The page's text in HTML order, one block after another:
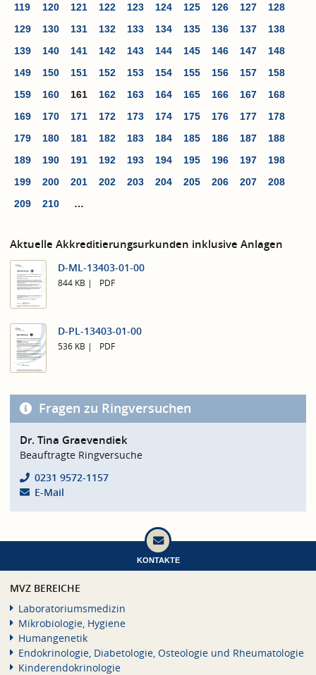
119
120 121 122 123 124 125 126 127
128
129
130 131 132 133 134 135 136 137
138
139
140 141 142 143 144 145 146 147
148
149
150 151 152 153 154 155 156 157
158
159
160 161 162 163 164 165 166 167
168
169
170 171 172 173 174 175 176 177
178
179
180 181 182 183 184 185 186 187
188
189
190 191 192 193 194 195 196 197
198
199
200 201 202 203 204 205 206 207
208
209
210 …
Aktuelle Akkreditierungsurkunden inklusive Anlagen
D-ML-13403-01-00
844 KB PDF
D-PL-13403-01-00
536 KB PDF
Fragen zu Ringversuchen
Dr. Tina Graevendiek
Beauftragte Ringversuche
0231 9572-1157
E-Mail
KONTAKTE
MVZ BEREICHE
Laboratoriumsmedizin
Mikrobiologie, Hygiene
Humangenetik
Endokrinologie, Diabetologie, Osteologie und Rheumatologie
Kinderendokrinologie